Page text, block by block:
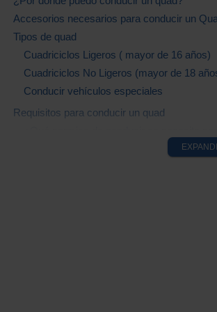
Accesorios necesarios para conducir un
Tipos de quad
Cuadriciclos Ligeros ( mayor de 16 años)
Cuadriciclos No Ligeros (mayor de 18
Conducir vehículos especiales
Requisitos para conducir un quad
¿Qué documentos necesito para conducir un